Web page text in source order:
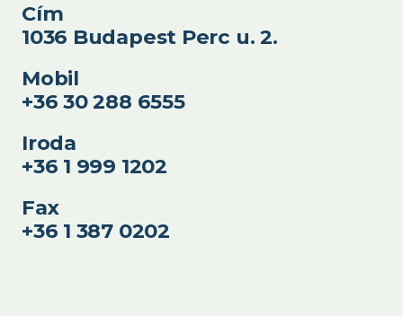
Cím
1036 Budapest Perc u. 2.
Mobil
+36 30 288 6555
Iroda
+36 1 999 1202
Fax
+36 1 387 0202